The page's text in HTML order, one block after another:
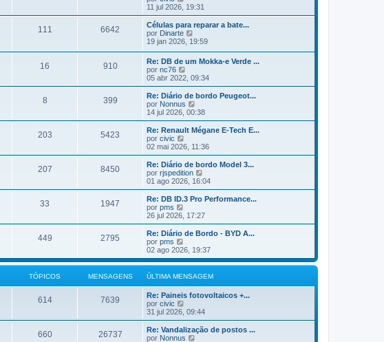
m
s
a
g
e
m
m
a
e
n
s
a
g
e
m
ú
i
m
a
M
e
s
a
g
m
e
j
a
a
ú
l
t
i
m
a
M
e
n
s
a
g
m
11 jul 2026, 19:31
111 6642
Células para reparar a bate...
por Dinarte
e
a
ú
l
t
m
a
M
e
s
a
g
e
m
19 jan 2026, 19:59
16 910
Re: DB de um Mokka-e Verde ...
por nc76
e
j
a
a
ú
t
i
m
a
e
n
s
a
g
m
05 abr 2022, 09:34
8 399
Re: Diário de bordo Peugeot...
por Nonnus
e
j
a
ú
t
i
m
a
e
s
a
g
m
14 jul 2026, 00:38
203 5423
Re: Renault Mégane E-Tech E...
por civic
e
j
a
a
ú
t
i
m
a
e
s
a
e
m
02 mai 2026, 11:36
207 8450
Re: Diário de bordo Model 3...
por rjspedition
e
j
a
ú
i
m
a
M
n
s
a
e
m
01 ago 2026, 16:04
33 1947
Re: DB ID.3 Pro Performance...
por pms
e
j
a
ú
t
i
m
a
M
n
s
a
g
26 jul 2026, 17:27
449 2795
Re: Diário de Bordo - BYD A...
por pms
e
j
a
a
t
m
a
M
e
02 ago 2026, 19:37
TÓPICOS MENSAGENS ÚLTIMA MENSAGEM
614 7639
Re: Paineis fotovoltaicos +...
por civic
e
j
a
a
31 jul 2026, 09:44
660 26737
Re: Vandalização de postos ...
por Nonnus